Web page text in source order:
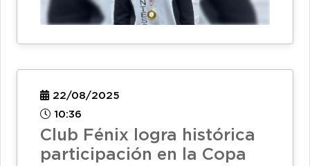
22/08/2025
10:36
Club Fénix logra histórica
participación en la Copa